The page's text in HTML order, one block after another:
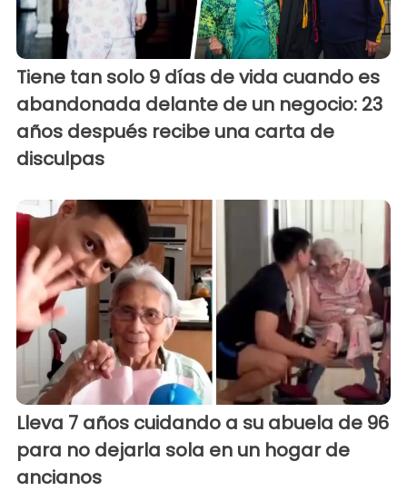
Tiene tan solo 9 días de vida cuando es
abandonada delante de un negocio: 23
años después recibe una carta de
disculpas
Lleva 7 años cuidando a su abuela de 96
para no dejarla sola en un hogar de
ancianos